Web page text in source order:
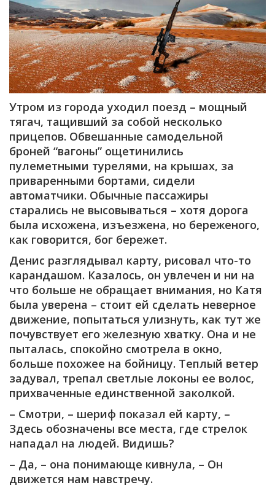
Утром из города уходил поезд – мощный
тягач, тащивший за собой несколько
прицепов. Обвешанные самодельной
броней “вагоны” ощетинились
пулеметными турелями, на крышах, за
приваренными бортами, сидели
автоматчики. Обычные пассажиры
старались не высовываться – хотя дорога
была исхожена, изъезжена, но береженого,
как говорится, бог бережет.
Денис разглядывал карту, рисовал что-то
карандашом. Казалось, он увлечен и ни на
что больше не обращает внимания, но Катя
была уверена – стоит ей сделать неверное
движение, попытаться улизнуть, как тут же
почувствует его железную хватку. Она и не
пыталась, спокойно смотрела в окно,
больше похожее на бойницу. Теплый ветер
задувал, трепал светлые локоны ее волос,
прихваченные единственной заколкой.
– Смотри, – шериф показал ей карту, –
Здесь обозначены все места, где стрелок
нападал на людей. Видишь?
– Да, – она понимающе кивнула, – Он
движется нам навстречу.